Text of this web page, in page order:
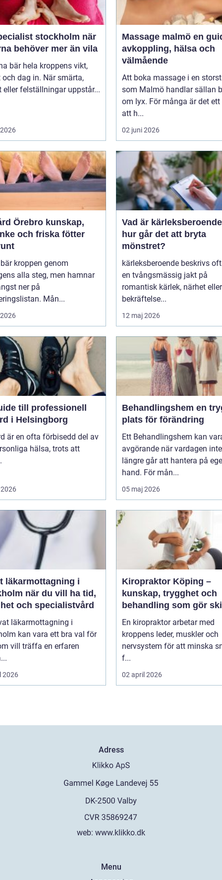
stockholm när
behöver mer än vila
bär hela kroppens vikt,
och dag in. När smärta,
eller felställningar uppstår...
Massage malmö en guide till
avkoppling, hälsa och
välmående
Att boka massage i en
som Malmö handlar sällan
om lyx. För många är det
att h...
02 juni 2026
kunskap,
och friska fötter
kroppen genom
alla steg, men hamnar
ner på
Mån...
Vad är kärleksberoende
hur går det att bryta
mönstret?
kärleksberoende beskrivs
en tvångsmässig jakt på
romantisk kärlek, närhet eller
bekräftelse...
12 maj 2026
till professionell
i Helsingborg
är en ofta förbisedd del av
hälsa, trots att
Behandlingshem en trygg
plats för förändring
Ett Behandlingshem kan
avgörande när vardagen inte
längre går att hantera på
hand. För mån...
05 maj 2026
läkarmottagning i
vill ha tid,
och specialistvård
läkarmottagning i
kan vara ett bra val för
vill träffa en erfaren
2026
Kiropraktor Köping –
kunskap, trygghet och
behandling som gör
En kiropraktor arbetar med
kroppens leder, muskler och
nervsystem för att minska
f...
02 april 2026
Adress
web: www.klikko.dk
Menu